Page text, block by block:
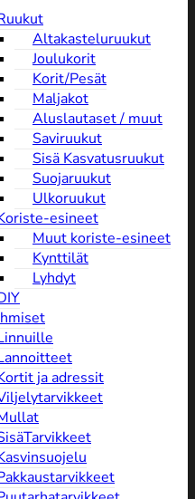
Altakasteluruukut
Joulukorit
Korit/Pesät
Maljakot
Aluslautaset / muut
Saviruukut
Sisä Kasvatusruukut
Suojaruukut
Ulkoruukut
esineet
Muut koriste-esineet
Kynttilät
Lyhdyt
ja adressit